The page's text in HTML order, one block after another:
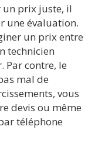
un prix juste, il
une évaluation.
un prix entre
technicien
Par contre, le
mal de
vous
devis ou même
téléphone